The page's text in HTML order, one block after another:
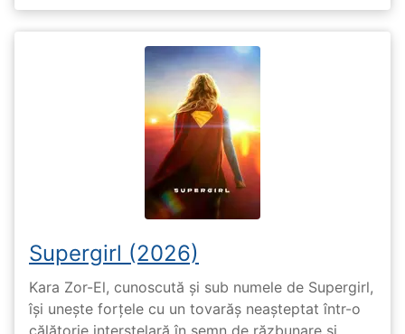
Supergirl (2026)
Kara Zor-El, cunoscută și sub numele de Supergirl,
își unește forțele cu un tovarăș neașteptat într-o
călătorie interstelară în semn de răzbunare și